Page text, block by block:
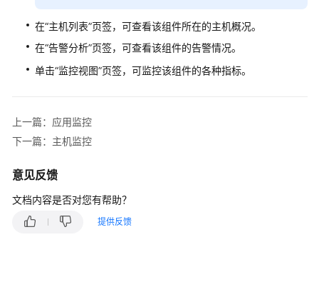
文
档
南
（1.0）
隆
区
域）
在“主机列表”页签，可查看该组件所在的主机概况。
在“告警分析”页签，可查看该组件的告警情况。
单击“监控视图”页签，可监控该组件的各种指标。
上一篇：应用监控
下一篇：主机监控
意见反馈
文档内容是否对您有帮助？
提供反馈